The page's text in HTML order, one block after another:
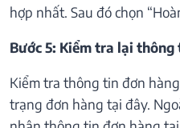
hợp nhất. Sau đó chọn
Bước 5: Kiểm tra lại
Kiểm tra thông tin đơn
trạng đơn hàng tại đây.